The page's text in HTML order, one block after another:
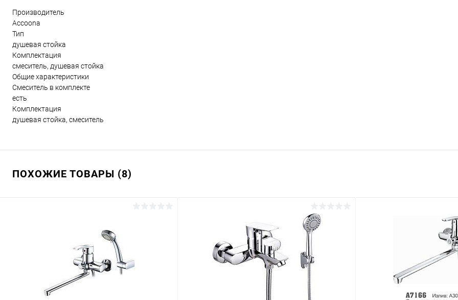
Производитель
Accoona
Тип
душевая стойка
Комплектация
смеситель, душевая стойка
Общие характеристики
Смеситель в комплекте
есть
Комплектация
душевая стойка, смеситель
ПОХОЖИЕ ТОВАРЫ (8)